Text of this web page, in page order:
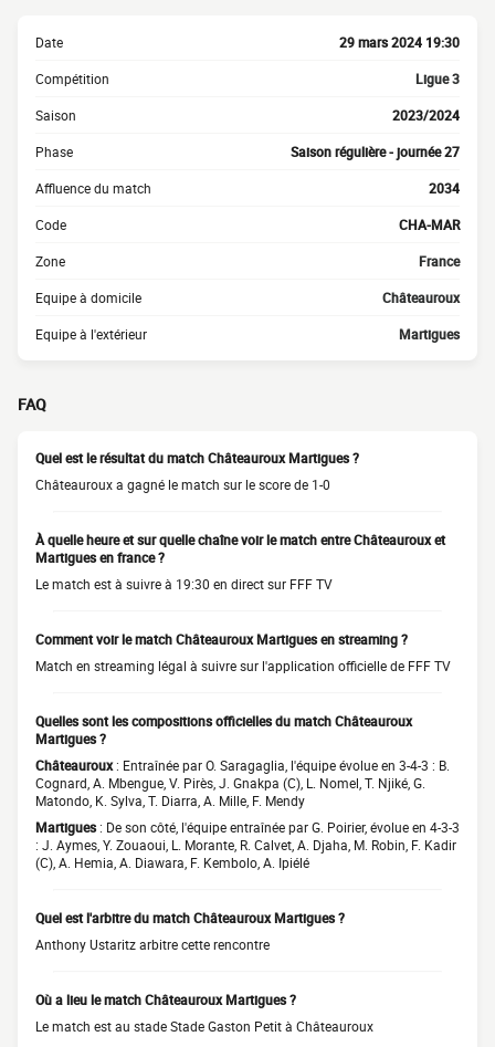
Date 29 mars 2024 19:30
Compétition Ligue 3
Saison 2023/2024
Phase Saison régulière - journée 27
Affluence du match 2034
Code CHA-MAR
Zone France
Equipe à domicile Châteauroux
Equipe à l'extérieur Martigues
FAQ
Quel est le résultat du match Châteauroux Martigues ?
Châteauroux a gagné le match sur le score de 1-0
À quelle heure et sur quelle chaîne voir le match entre Châteauroux et
Martigues en france ?
Le match est à suivre à 19:30 en direct sur FFF TV
Comment voir le match Châteauroux Martigues en streaming ?
Match en streaming légal à suivre sur l'application officielle de FFF TV
Quelles sont les compositions officielles du match Châteauroux
Martigues ?
Châteauroux: Entraînée par O. Saragaglia, l'équipe évolue en 3-4-3 : B.
Cognard, A. Mbengue, V. Pirès, J. Gnakpa (C), L. Nomel, T. Njiké, G.
Matondo, K. Sylva, T. Diarra, A. Mille, F. Mendy
Martigues: De son côté, l'équipe entraînée par G. Poirier, évolue en 4-3-3
: J. Aymes, Y. Zouaoui, L. Morante, R. Calvet, A. Djaha, M. Robin, F. Kadir
(C), A. Hemia, A. Diawara, F. Kembolo, A. Ipiélé
Quel est l'arbitre du match Châteauroux Martigues ?
Anthony Ustaritz arbitre cette rencontre
Où a lieu le match Châteauroux Martigues ?
Le match est au stade Stade Gaston Petit à Châteauroux